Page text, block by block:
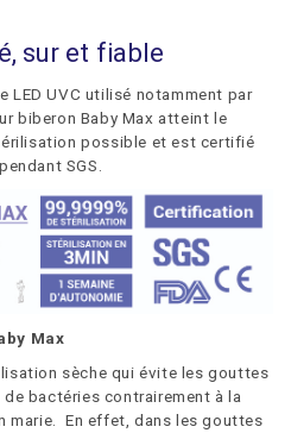
sur et fiable
LED UVC utilisé notamment par
biberon Baby Max atteint le
possible et est certifié
SGS.
Max
sèche qui évite les gouttes
bactéries contrairement à la
marie. En effet, dans les gouttes